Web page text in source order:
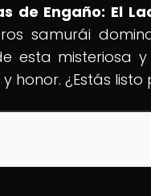
de Engaño: El
samurái
esta misteriosa
honor. ¿Estás